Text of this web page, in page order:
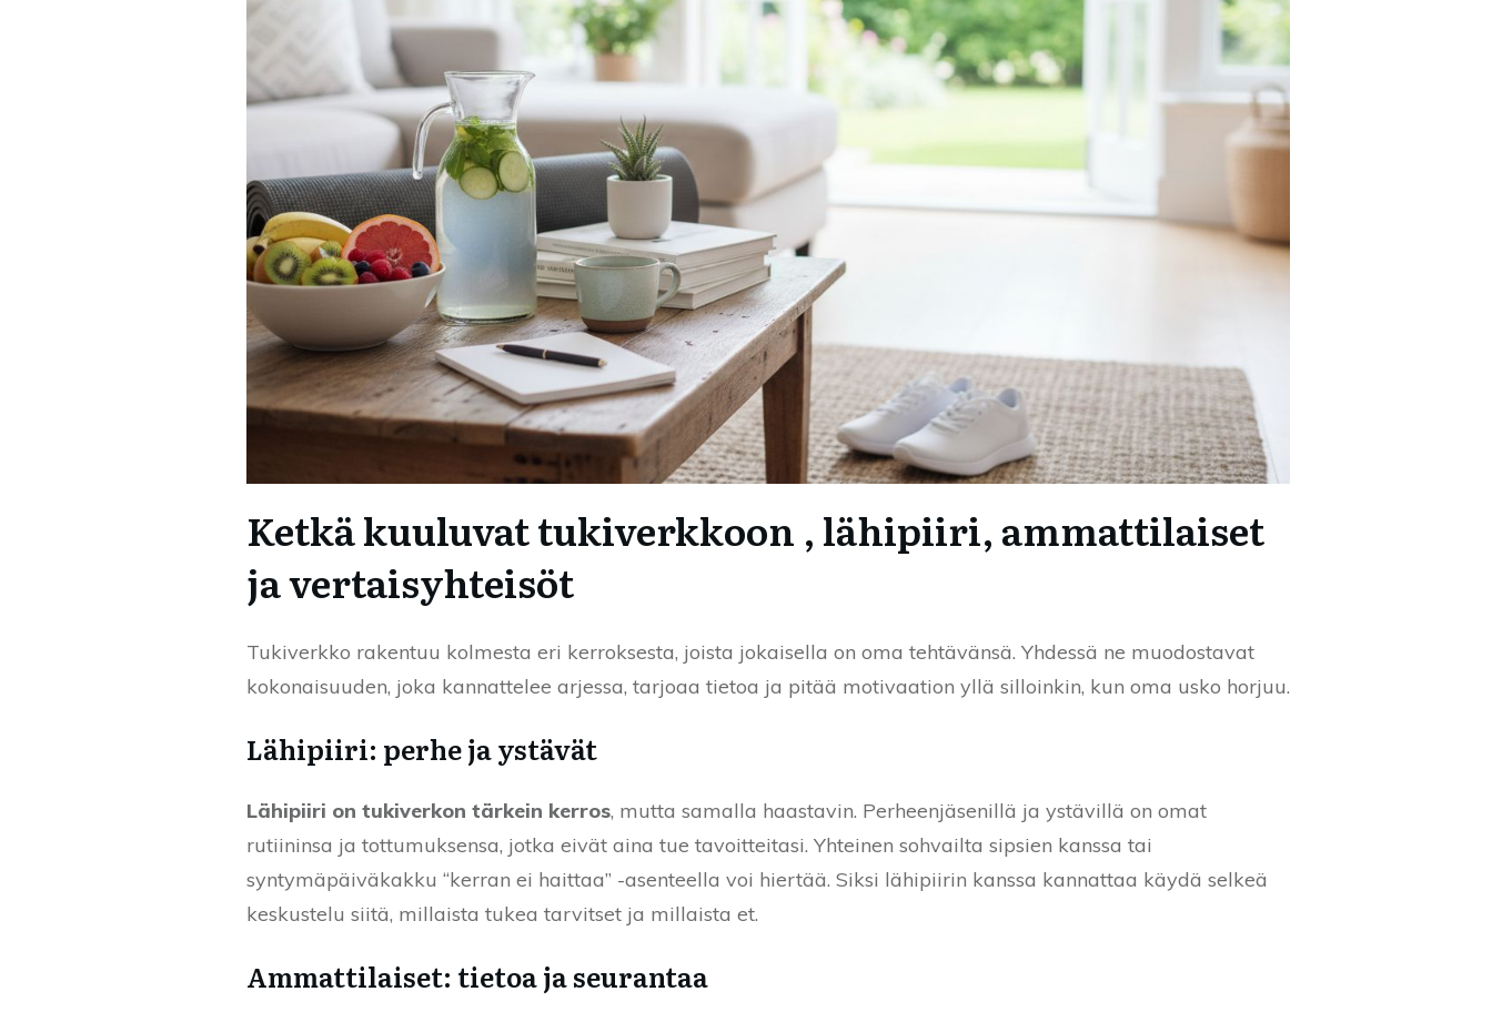
Ketkä kuuluvat tukiverkkoon , lähipiiri, ammattilaiset
ja vertaisyhteisöt
Tukiverkko rakentuu kolmesta eri kerroksesta, joista jokaisella on oma tehtävänsä. Yhdessä ne muodostavat
kokonaisuuden, joka kannattelee arjessa, tarjoaa tietoa ja pitää motivaation yllä silloinkin, kun oma usko horjuu.
Lähipiiri: perhe ja ystävät
Lähipiiri on tukiverkon tärkein kerros, mutta samalla haastavin. Perheenjäsenillä ja ystävillä on omat
rutiininsa ja tottumuksensa, jotka eivät aina tue tavoitteitasi. Yhteinen sohvailta sipsien kanssa tai
syntymäpäiväkakku “kerran ei haittaa” -asenteella voi hiertää. Siksi lähipiirin kanssa kannattaa käydä selkeä
keskustelu siitä, millaista tukea tarvitset ja millaista et.
Ammattilaiset: tietoa ja seurantaa